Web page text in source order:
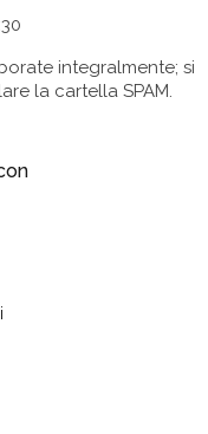
integralmente; si
la cartella SPAM.